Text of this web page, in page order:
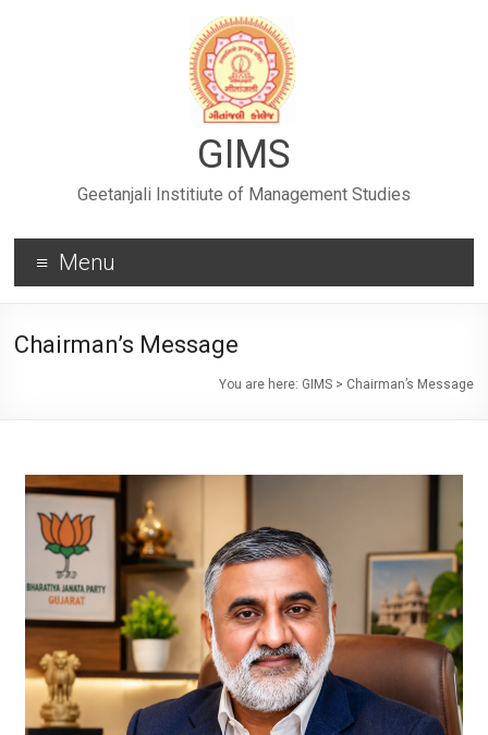
GIMS
Geetanjali Institiute of Management Studies
Menu
Chairman’s Message
You are here: GIMS> Chairman’s Message